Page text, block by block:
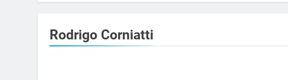
Rodrigo Corniatti